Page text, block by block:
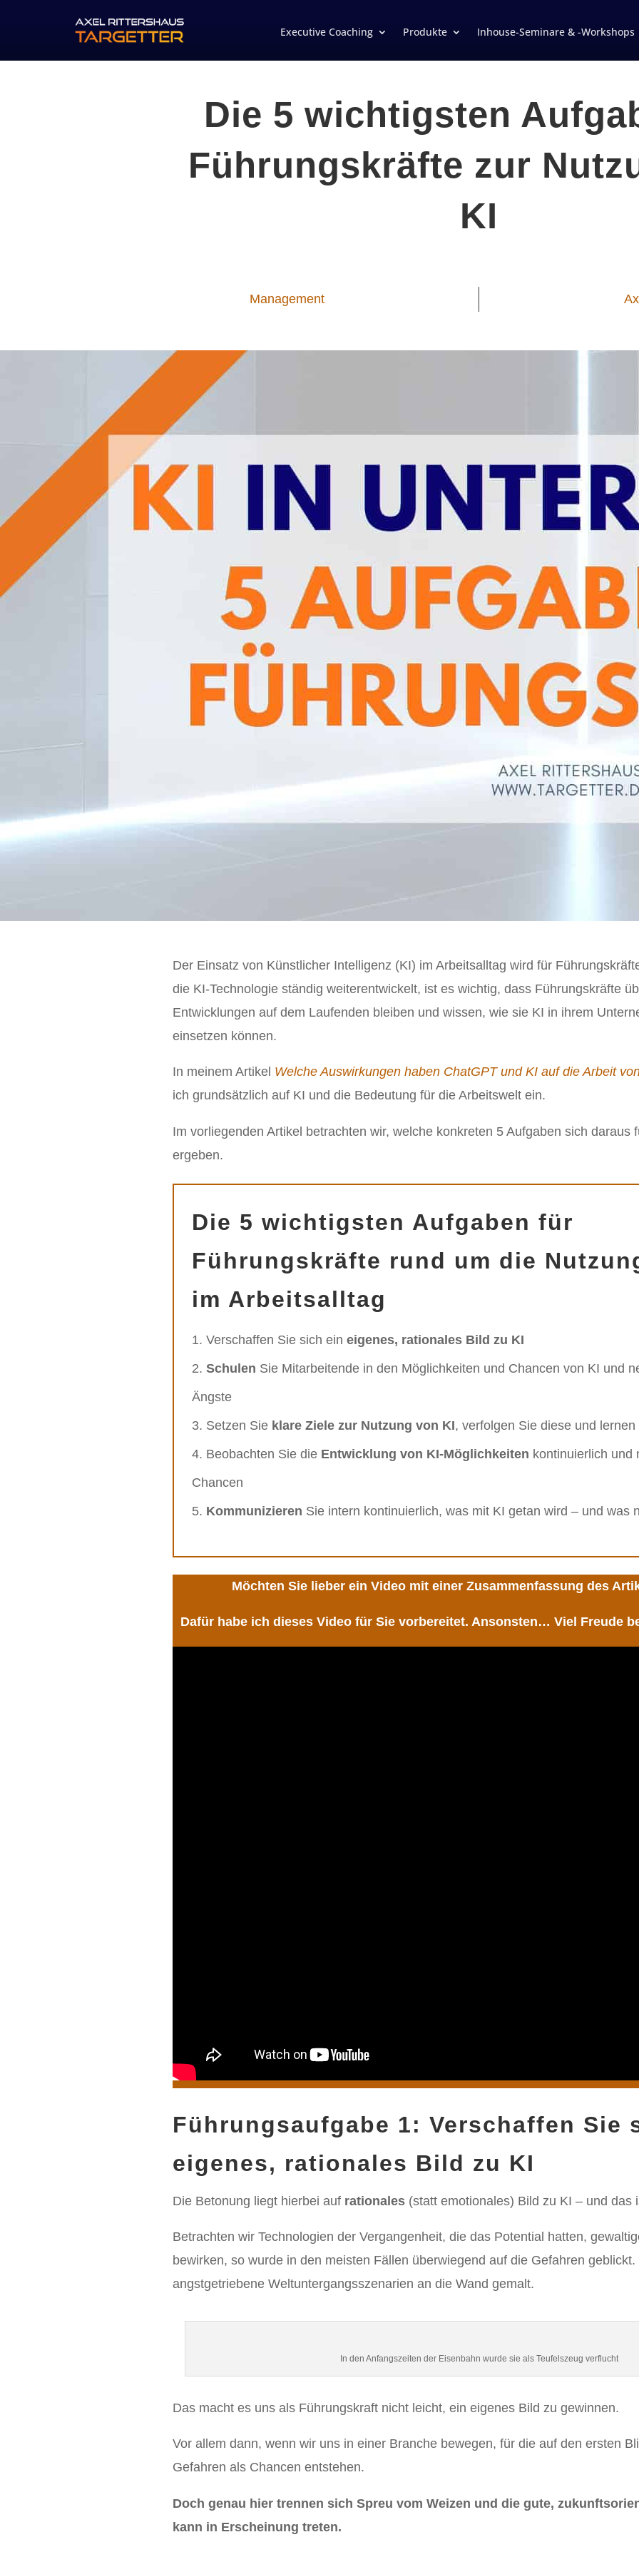
Executive Coaching Produkte Inhouse-Seminare & -Workshops
Die 5 wichtigsten
Führungskräfte zur
KI
Management
Der Einsatz von Künstlicher Intelligenz (KI) im Arbeitsalltag wird für
die KI-Technologie ständig weiterentwickelt, ist es wichtig, dass Führungskräfte
Entwicklungen auf dem Laufenden bleiben und wissen, wie sie KI in ihrem
einsetzen können.
In meinem Artikel Welche Auswirkungen haben ChatGPT und KI auf die Arbeit
ich grundsätzlich auf KI und die Bedeutung für die Arbeitswelt ein.
Im vorliegenden Artikel betrachten wir, welche konkreten 5 Aufgaben sich daraus
ergeben.
Die 5 wichtigsten Aufgaben für
Führungskräfte rund um die
im Arbeitsalltag
Verschaffen Sie sich ein eigenes, rationales Bild zu KI
Schulen Sie Mitarbeitende in den Möglichkeiten und Chancen von KI und
Ängste
Setzen Sie klare Ziele zur Nutzung von KI, verfolgen Sie diese und
Beobachten Sie die Entwicklung von KI-Möglichkeiten kontinuierlich und
Chancen
Kommunizieren Sie intern kontinuierlich, was mit KI getan wird – und was
Möchten Sie lieber ein Video mit einer Zusammenfassung des
Dafür habe ich dieses Video für Sie vorbereitet. Ansonsten… Viel Freude
Führungsaufgabe 1: Verschaffen Sie
eigenes, rationales Bild zu KI
Die Betonung liegt hierbei auf rationales(statt emotionales) Bild zu KI – und das
Betrachten wir Technologien der Vergangenheit, die das Potential hatten,
bewirken, so wurde in den meisten Fällen überwiegend auf die Gefahren
angstgetriebene Weltuntergangsszenarien an die Wand gemalt.
In den Anfangszeiten der Eisenbahn wurde sie als Teufelszeug verflucht
Das macht es uns als Führungskraft nicht leicht, ein eigenes Bild zu gewinnen.
Vor allem dann, wenn wir uns in einer Branche bewegen, für die auf den ersten
Gefahren als Chancen entstehen.
Doch genau hier trennen sich Spreu vom Weizen und die gute,
kann in Erscheinung treten.